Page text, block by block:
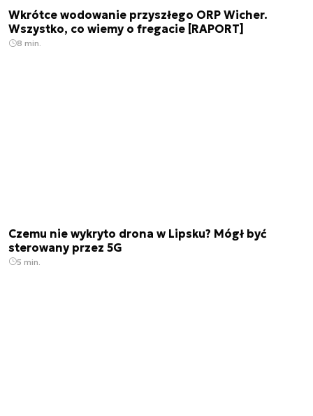
Wkrótce wodowanie przyszłego ORP Wicher.
Wszystko, co wiemy o fregacie [RAPORT]
8 min.
Czemu nie wykryto drona w Lipsku? Mógł być
sterowany przez 5G
5 min.